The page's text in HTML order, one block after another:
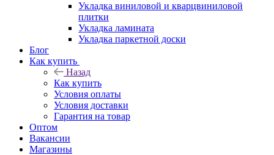
Укладка виниловой и кварцвиниловой
плитки
Укладка ламината
Укладка паркетной доски
Блог
Как купить
Назад
Как купить
Условия оплаты
Условия доставки
Гарантия на товар
Оптом
Вакансии
Магазины